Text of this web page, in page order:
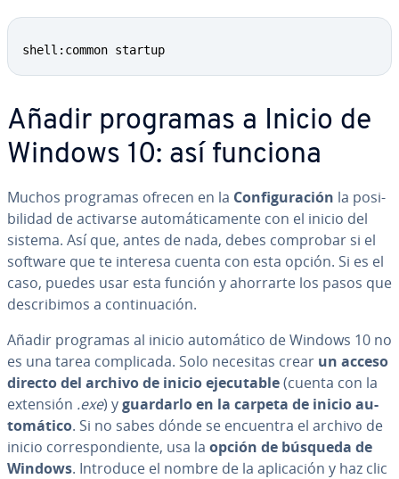
shell:common startup
Añadir programas a Inicio de
Windows 10: así funciona
Muchos programas ofrecen en la Co­n­fi­gu­ra­ción la po­si­
bi­li­dad de activarse au­to­má­ti­ca­me­n­te con el inicio del
sistema. Así que, antes de nada, debes comprobar si el
software que te interesa cuenta con esta opción. Si es el
caso, puedes usar esta función y ahorrarte los pasos que
de­s­cri­bi­mos a co­n­ti­nua­ción.
Añadir programas al inicio au­to­má­ti­co de Windows 10 no
es una tarea co­m­pli­ca­da. Solo necesitas crear un acceso
directo del archivo de inicio eje­cu­ta­ble(cuenta con la
extensión .exe) yguardarlo en la carpeta de inicio au­
to­má­ti­co. Si no sabes dónde se encuentra el archivo de
inicio co­rre­s­po­n­die­n­te, usa la opción de búsqueda de
Windows. Introduce el nombre de la apli­ca­ción y haz clic